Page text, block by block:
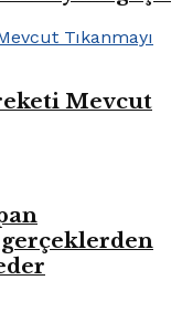
Mevcut